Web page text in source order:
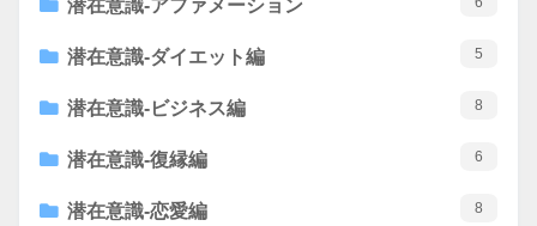
潜在意識-アファメーション
潜在意識-ダイエット編 5
潜在意識-ビジネス編 8
潜在意識-復縁編 6
潜在意識-恋愛編 8